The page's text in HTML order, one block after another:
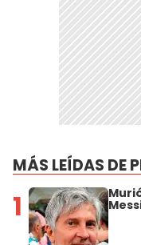
MÁS LEÍDAS DE
1